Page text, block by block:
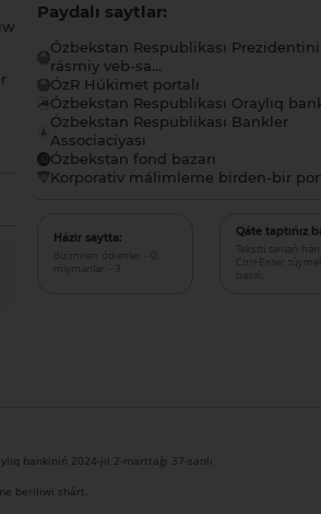
Paydalı saytlar:
Ózbekstan Respublikası
rásmiy veb-sa...
ÓzR Húkimet portalı
Ózbekstan Respublikası Oraylıq
Ózbekstan Respublikası Bankler
Associaciyası
Ózbekstan fond bazarı
Korporativ málimleme birden-bir
Házir saytta:
dizimnen ótkenler - 0,
miymanlar - 3
Qáte taptıńız
Tekstti tanlań hám
Ctrl+Enter
basıń.
bankiniń 2024-jıl 2-marttaǵı 37-sanlı
beriliwi shárt.